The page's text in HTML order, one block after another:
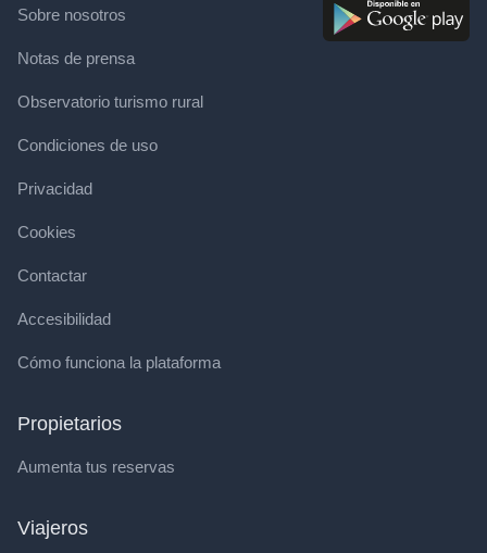
Sobre nosotros
Notas de prensa
Observatorio turismo rural
Condiciones de uso
Privacidad
Cookies
Contactar
Accesibilidad
Cómo funciona la plataforma
Propietarios
Aumenta tus reservas
Viajeros